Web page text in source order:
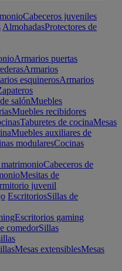
Cabeceros juveniles
AlmohadasProtectores de
Armarios puertas
Armarios
esquinerosArmarios
salónMuebles
Muebles recibidores
Taburetes de cocinaMesas
Muebles auxiliares de
modularesCocinas
matrimonioCabeceros de
Mesitas de
juvenil
EscritoriosSillas de
Escritorios gaming
comedorSillas
Mesas extensiblesMesas